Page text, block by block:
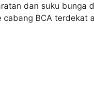
dan suku bunga
BCA terdekat